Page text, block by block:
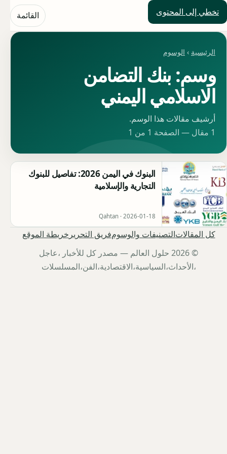
تخطي إلى المحتوى
حلول العالم القائمة
الرئيسية › الوسوم
وسم: بنك التضامن
الاسلامي اليمني
أرشيف مقالات هذا الوسم.
1 مقال — الصفحة 1 من 1
البنوك في اليمن 2026: تفاصيل للبنوك
التجارية والإسلامية
Qahtan · 2026-01-18
كل المقالاتالتصنيفات والوسومفريق التحرير خريطة الموقع
© 2026 حلول العالم — مصدر كل للأخبار ،عاجل
،الأحداث،السياسية،الاقتصادية،الفن،المسلسلات